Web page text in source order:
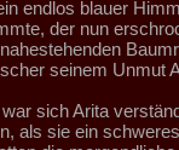
endlos blauer
der nun
seinem Unmut
sich Arita
als sie ein